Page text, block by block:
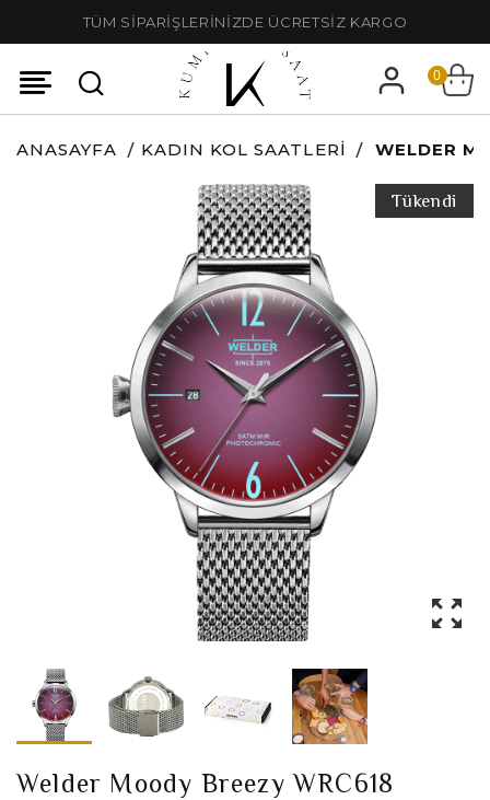
TÜM SİPARİŞLERİNİZDE ÜCRETSİZ KARGO
0
ANASAYFA KADIN KOL SAATLERI WELDER
Tükendi
Welder Moody Breezy WRC618